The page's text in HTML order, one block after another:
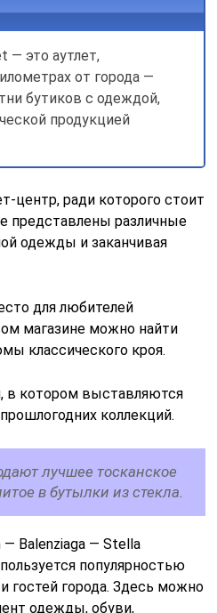
— это аутлет,
от города —
бутиков с одеждой,
продукцией
центр, ради которого стоит
представлены различные
одежды и заканчивая
для любителей
магазине можно найти
классического кроя.
в котором выставляются
коллекций.
лучшее тосканское
в бутылки из стекла.
— Balenziaga — Stella
популярностью
гостей города. Здесь можно
одежды, обуви,